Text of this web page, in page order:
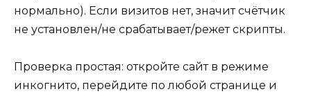
нормально). Если визитов нет, значит счётчик
не установлен/не срабатывает/режет скрипты.
Проверка простая: откройте сайт в режиме
инкогнито, перейдите по любой странице и